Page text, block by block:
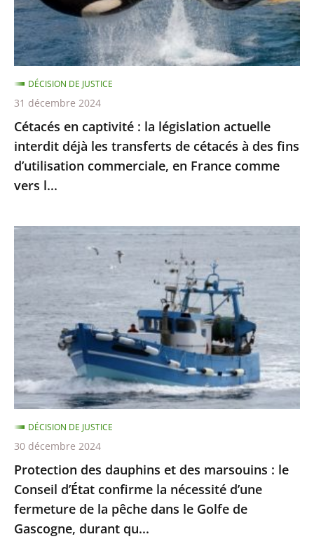
actuelle
interdit
déjà
les
transferts
de
cétacés
à
des
fins
commerciale,
en
comme
vers
l...
Cétacés en captivité : la législation actuelle
interdit déjà les transferts de cétacés à des fins
d’utilisation commerciale, en France comme
vers l...
DÉCISION DE JUSTICE
31 décembre 2024
Protection
des
dauphins
des
marsouins
le
Conseil
d’État
confirme
la
nécessité
d’une
fermeture
de
Protection des dauphins et des marsouins : le
Conseil d’État confirme la nécessité d’une
fermeture de la pêche dans le Golfe de
Gascogne, durant qu...
DÉCISION DE JUSTICE
30 décembre 2024